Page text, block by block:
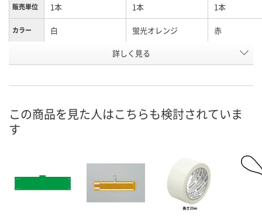
販売単位 1本 1本 1本
カラー 白 蛍光オレンジ 赤
HX66448 HX67414
カゴへ カ
詳しく見る
この商品を見た人はこちらも検討されていま
す